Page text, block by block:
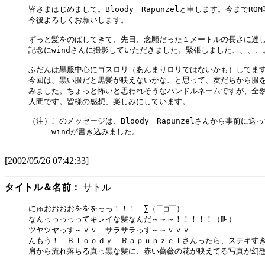
皆さまはじめまして。Bloody　Rapunzelと申します。今までROM
今後よろしくお願いします。
ずっと髪をのばしてきて、先日、念願だった１メートルの長さに達
記念にwindさんに撮影していただきました。緊張しました、、、、
ふだんは黒服中心にゴスロリ（あんまりロリではないかも）してま
今回は、黒い服だと黒髪が映えないかな、と思って、友だちから服
みました。ちょっと怖いと思われそうなハンドルネームですが、全
人間です。皆様の感想、楽しみにしています。
（注）このメッセージは、Bloody　Rapunzelさんから事前に送
windが書き込みました。
[2002/05/26 07:42:33]
タイトル＆名前： サトル
にゅおおおおをををっっ！！！　∑（￣□￣）
なんっっっっってキレイな髪なんだ～～～！！！！！（叫）
ツヤツヤっす～ｖｖ　サラサラっす～～ｖｖｖ
んもう！　Ｂｌｏｏｄｙ　Ｒａｐｕｎｚｅｌさんったら、ステキす
肩から流れ落ちる真っ黒な髪に、赤い薔薇の花が映えてる写真が幻